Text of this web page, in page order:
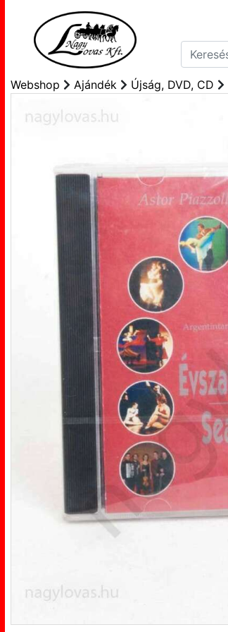
Webshop Ajándék Újság, DVD, CD